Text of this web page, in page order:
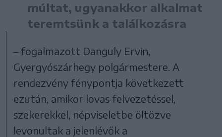
múltat, ugyanakkor alkalmat
teremtsünk a találkozásra
– fogalmazott Danguly Ervin,
Gyergyószárhegy polgármestere. A
rendezvény fénypontja következett
ezután, amikor lovas felvezetéssel,
szekerekkel, népviseletbe öltözve
levonultak a jelenlévők a